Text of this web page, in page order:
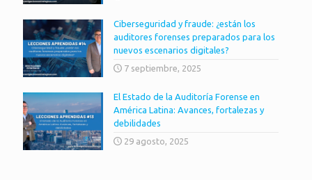
Ciberseguridad y fraude: ¿están los
auditores forenses preparados para los
nuevos escenarios digitales?
7 septiembre, 2025
El Estado de la Auditoría Forense en
América Latina: Avances, fortalezas y
debilidades
29 agosto, 2025